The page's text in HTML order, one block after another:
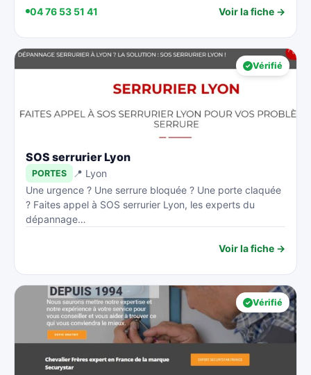
04 76 53 51 41 Voir la fiche →
Vérifié
SOS serrurier Lyon
PORTES
📍 Lyon
Une urgence ? Une serrure bloquée ? Une porte claquée
? Faites appel à SOS serrurier Lyon, les experts du
dépannage…
Voir la fiche →
Vérifié